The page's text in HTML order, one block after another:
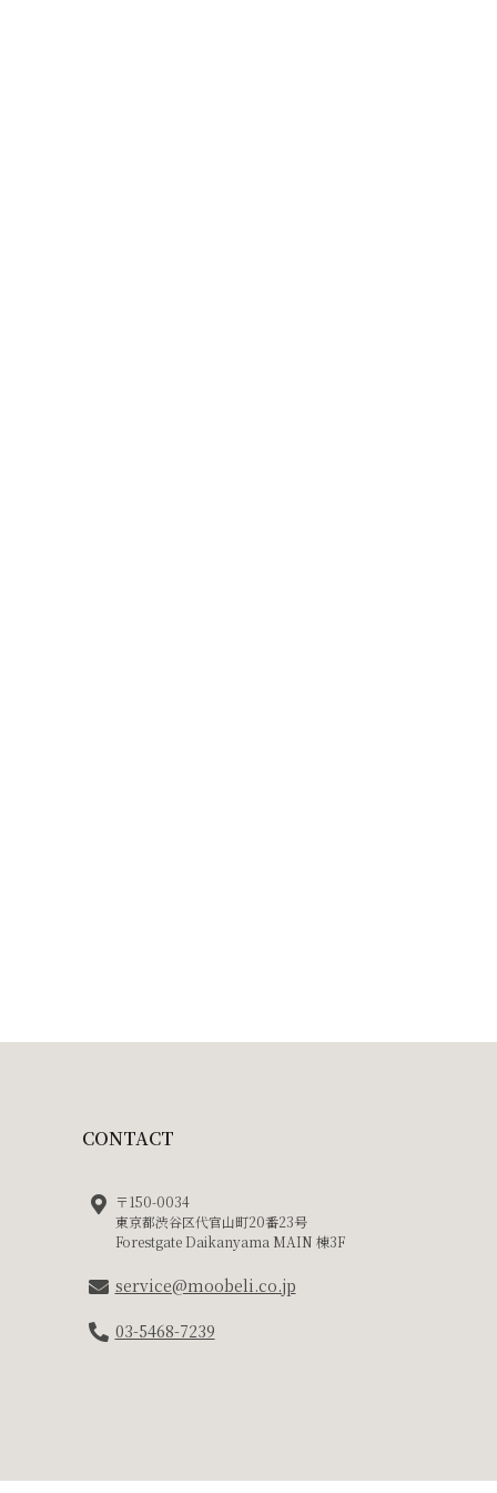
CONTACT
〒150-0034
東京都渋谷区代官山町20番23号
Forestgate Daikanyama MAIN 棟3F
service@moobeli.co.jp
03-5468-7239